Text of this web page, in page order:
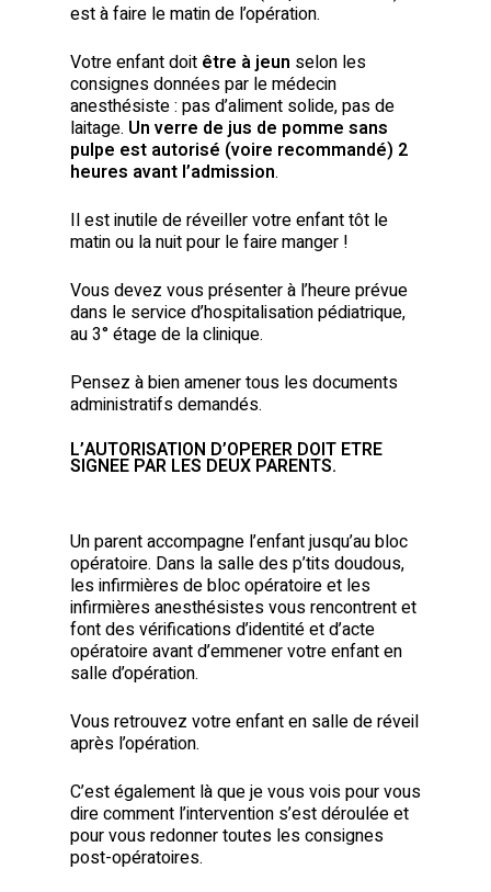
est à faire le matin de l’opération.
Votre enfant doit être à jeun selon les
consignes données par le médecin
anesthésiste : pas d’aliment solide, pas de
laitage. Un verre de jus de pomme sans
pulpe est autorisé (voire recommandé) 2
heures avant l’admission.
Il est inutile de réveiller votre enfant tôt le
matin ou la nuit pour le faire manger !
Vous devez vous présenter à l’heure prévue
dans le service d’hospitalisation pédiatrique,
au 3° étage de la clinique.
Pensez à bien amener tous les documents
administratifs demandés.
L’AUTORISATION D’OPERER DOIT ETRE
SIGNEE PAR LES DEUX PARENTS.
Un parent accompagne l’enfant jusqu’au bloc
opératoire. Dans la salle des p’tits doudous,
les infirmières de bloc opératoire et les
infirmières anesthésistes vous rencontrent et
font des vérifications d’identité et d’acte
opératoire avant d’emmener votre enfant en
salle d’opération.
Vous retrouvez votre enfant en salle de réveil
après l’opération.
C’est également là que je vous vois pour vous
dire comment l’intervention s’est déroulée et
pour vous redonner toutes les consignes
post-opératoires.